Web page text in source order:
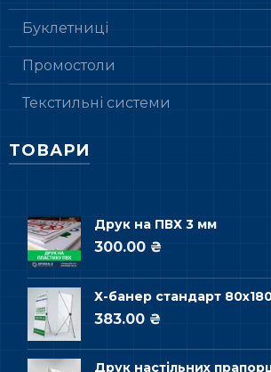
Буклетниці
Промостоли
Текстильні системи
ТОВАРИ
Друк на ПВХ 3 мм
300.00 ₴
Х-банер стандарт
383.00 ₴
Друк настільних